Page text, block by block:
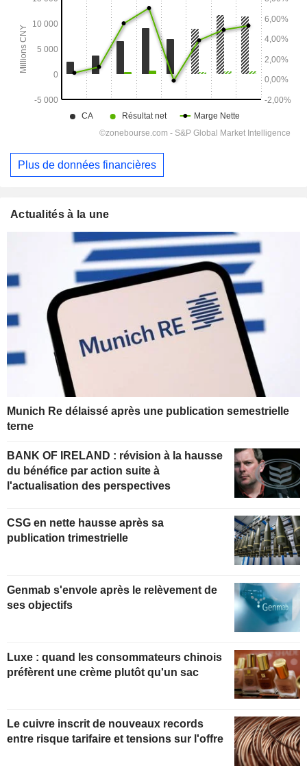
Plus de données financières
Actualités à la une
Munich Re délaissé après une publication semestrielle
terne
BANK OF IRELAND : révision à la hausse
du bénéfice par action suite à
l'actualisation des perspectives
CSG en nette hausse après sa
publication trimestrielle
Genmab s'envole après le relèvement de
ses objectifs
Luxe : quand les consommateurs chinois
préfèrent une crème plutôt qu'un sac
Le cuivre inscrit de nouveaux records
entre risque tarifaire et tensions sur l'offre